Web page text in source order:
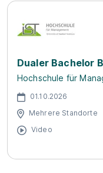
Dualer Bachelor
Hochschule für
01.10.2026
Mehrere Standorte
Video